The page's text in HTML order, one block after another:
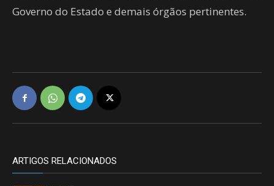
Governo do Estado e demais órgãos pertinentes.
ARTIGOS RELACIONADOS